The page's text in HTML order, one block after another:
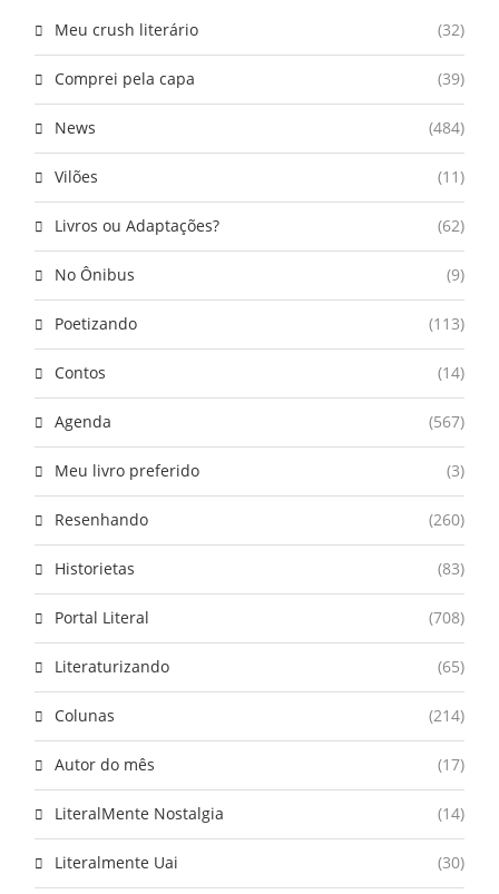
Meu crush literário (32)
Comprei pela capa (39)
News (484)
Vilões (11)
Livros ou Adaptações? (62)
No Ônibus (9)
Poetizando (113)
Contos (14)
Agenda (567)
Meu livro preferido (3)
Resenhando (260)
Historietas (83)
Portal Literal (708)
Literaturizando (65)
Colunas (214)
Autor do mês (17)
LiteralMente Nostalgia (14)
Literalmente Uai (30)